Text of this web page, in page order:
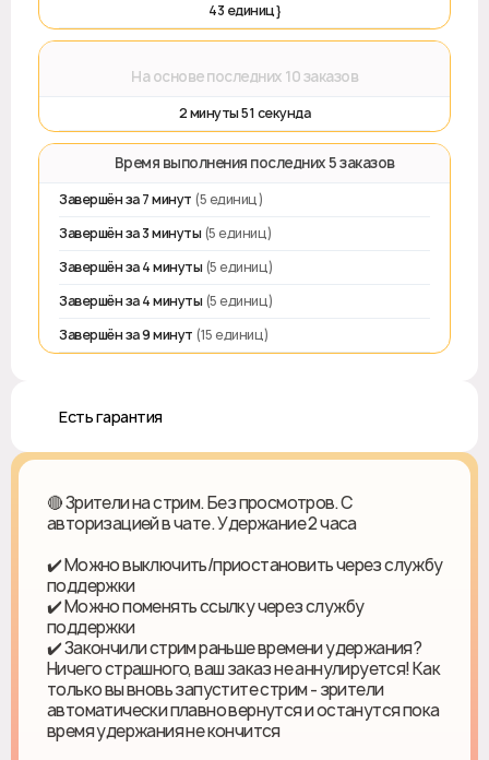
43 единиц}
На основе последних 10 заказов
2 минуты 51 секунда
⏱️ Время выполнения последних 5 заказов
Завершён за 7 минут (5 единиц)
Завершён за 3 минуты (5 единиц)
Завершён за 4 минуты (5 единиц)
Завершён за 4 минуты (5 единиц)
Завершён за 9 минут (15 единиц)
♻️ Есть гарантия
🔴 Зрители на стрим. Без просмотров. С
авторизацией в чате. Удержание 2 часа
✔️ Можно выключить/приостановить через службу
поддержки
✔️ Можно поменять ссылку через службу
поддержки
✔️ Закончили стрим раньше времени удержания?
Ничего страшного, ваш заказ не аннулируется! Как
только вы вновь запустите стрим - зрители
автоматически плавно вернутся и останутся пока
время удержания не кончится